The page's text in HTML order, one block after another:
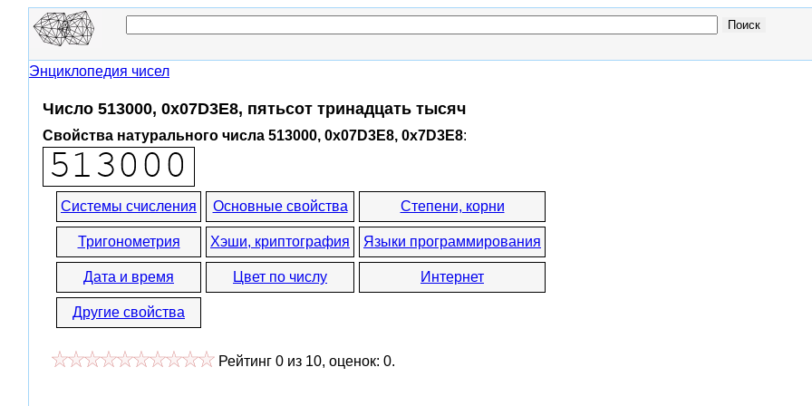
Энциклопедия чисел
Число 513000, 0x07D3E8, пятьсот тринадцать тысяч
Свойства натурального числа 513000, 0x07D3E8, 0x7D3E8:
Системы счисления Основные свойства Степени, корни
Тригонометрия Хэши, криптография Языки программирования
Дата и время Цвет по числу Интернет
Другие свойства
Рейтинг 0 из 10, оценок: 0.